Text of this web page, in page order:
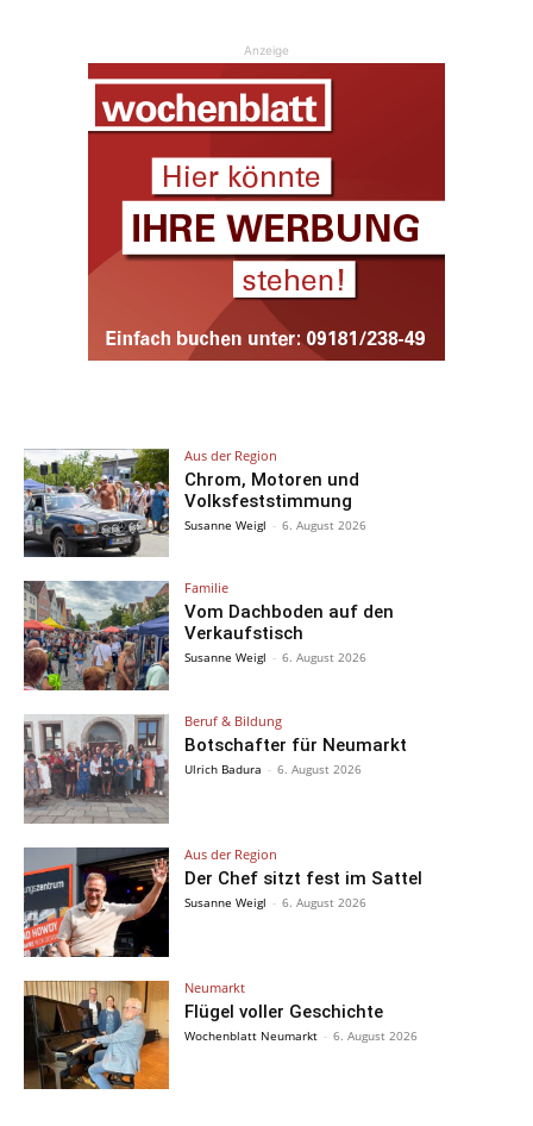
Anzeige
Aus der Region
Chrom, Motoren und
Volksfeststimmung
Susanne Weigl - 6. August 2026
Familie
Vom Dachboden auf den
Verkaufstisch
Susanne Weigl - 6. August 2026
Beruf & Bildung
Botschafter für Neumarkt
Ulrich Badura - 6. August 2026
Aus der Region
Der Chef sitzt fest im Sattel
Susanne Weigl - 6. August 2026
Neumarkt
Flügel voller Geschichte
Wochenblatt Neumarkt - 6. August 2026